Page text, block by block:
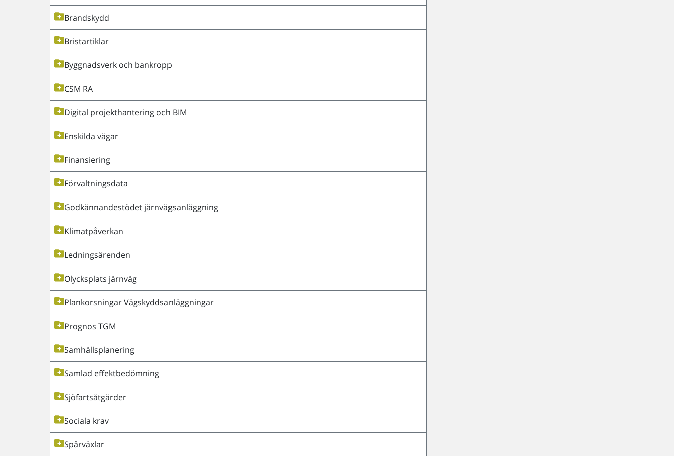
Brandskydd
Bristartiklar
Byggnadsverk och bankropp
CSM RA
Digital projekthantering och BIM
Enskilda vägar
Finansiering
Förvaltningsdata
Godkännandestödet järnvägsanläggning
Klimatpåverkan
Ledningsärenden
Olycksplats järnväg
Plankorsningar Vägskyddsanläggningar
Prognos TGM
Samhällsplanering
Samlad effektbedömning
Sjöfartsåtgärder
Sociala krav
Spårväxlar